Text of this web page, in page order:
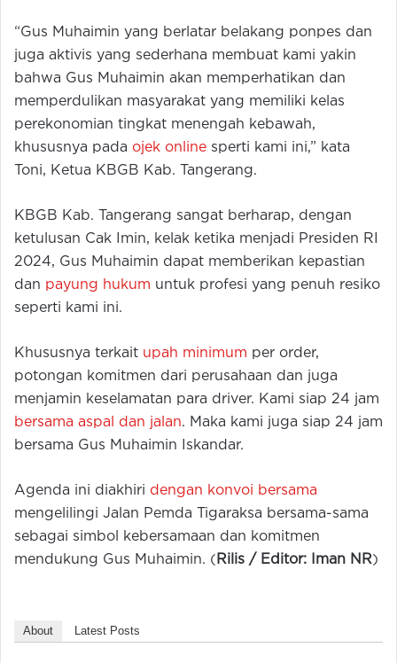
“Gus Muhaimin yang berlatar belakang ponpes dan
juga aktivis yang sederhana membuat kami yakin
bahwa Gus Muhaimin akan memperhatikan dan
memperdulikan masyarakat yang memiliki kelas
perekonomian tingkat menengah kebawah,
khususnya pada ojek online sperti kami ini,” kata
Toni, Ketua KBGB Kab. Tangerang.
KBGB Kab. Tangerang sangat berharap, dengan
ketulusan Cak Imin, kelak ketika menjadi Presiden RI
2024, Gus Muhaimin dapat memberikan kepastian
dan payung hukum untuk profesi yang penuh resiko
seperti kami ini.
Khususnya terkait upah minimum per order,
potongan komitmen dari perusahaan dan juga
menjamin keselamatan para driver. Kami siap 24 jam
bersama aspal dan jalan. Maka kami juga siap 24 jam
bersama Gus Muhaimin Iskandar.
Agenda ini diakhiri dengan konvoi bersama
mengelilingi Jalan Pemda Tigaraksa bersama-sama
sebagai simbol kebersamaan dan komitmen
mendukung Gus Muhaimin. ( Rilis / Editor: Iman NR)
About Latest Posts